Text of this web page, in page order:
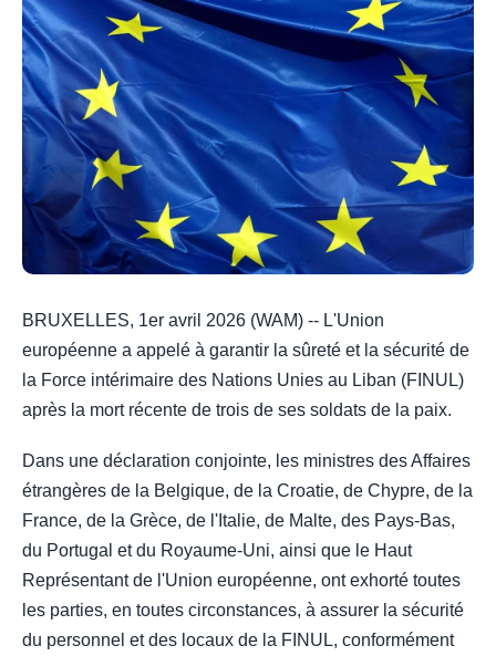
BRUXELLES, 1er avril 2026 (WAM) -- L'Union
européenne a appelé à garantir la sûreté et la sécurité de
la Force intérimaire des Nations Unies au Liban (FINUL)
après la mort récente de trois de ses soldats de la paix.
Dans une déclaration conjointe, les ministres des Affaires
étrangères de la Belgique, de la Croatie, de Chypre, de la
France, de la Grèce, de l'Italie, de Malte, des Pays-Bas,
du Portugal et du Royaume-Uni, ainsi que le Haut
Représentant de l'Union européenne, ont exhorté toutes
les parties, en toutes circonstances, à assurer la sécurité
du personnel et des locaux de la FINUL, conformément